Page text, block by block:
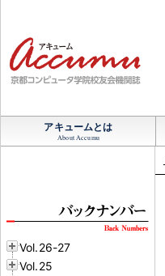
アキュームとは
About Accumu
Vol.26-27
Vol.25